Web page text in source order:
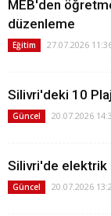
MEB'den
düzenleme
Eğitim 27.07.2026
Silivri'deki 10
Güncel 20.07.2026
Silivri'de elektrik
Güncel 20.07.2026